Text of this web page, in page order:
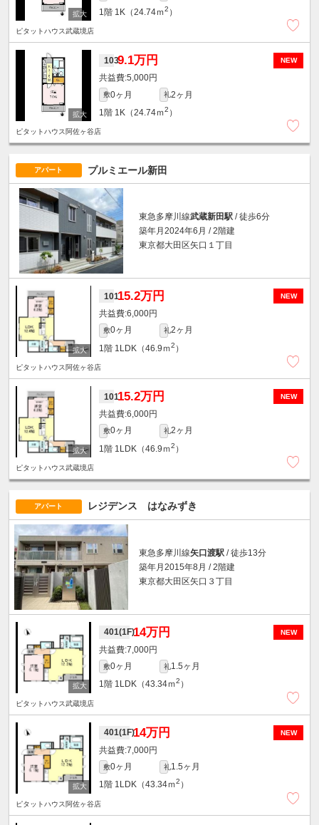
1階 1K（24.74ｍ2 ）
ピタットハウス武蔵境店
NEW
1039.1万円
5,000円
敷0ヶ月 礼2ヶ月
1階 1K（24.74ｍ2 ）
ピタットハウス阿佐ヶ谷店
アパート プルミエール新田
東急多摩川線武蔵新田駅 / 徒歩6分
築年月2024年6月 / 2階建
東京都大田区矢口１丁目
NEW
10115.2万円
6,000円
敷0ヶ月 礼2ヶ月
1階 1LDK（46.9ｍ2 ）
ピタットハウス阿佐ヶ谷店
NEW
10115.2万円
6,000円
敷0ヶ月 礼2ヶ月
1階 1LDK（46.9ｍ2 ）
ピタットハウス武蔵境店
アパート レジデンス はなみずき
東急多摩川線矢口渡駅 / 徒歩13分
築年月2015年8月 / 2階建
東京都大田区矢口３丁目
NEW
401(1F)14万円
7,000円
敷0ヶ月 礼1.5ヶ月
1階 1LDK（43.34ｍ2 ）
ピタットハウス武蔵境店
NEW
401(1F)14万円
7,000円
敷0ヶ月 礼1.5ヶ月
1階 1LDK（43.34ｍ2 ）
ピタットハウス阿佐ヶ谷店